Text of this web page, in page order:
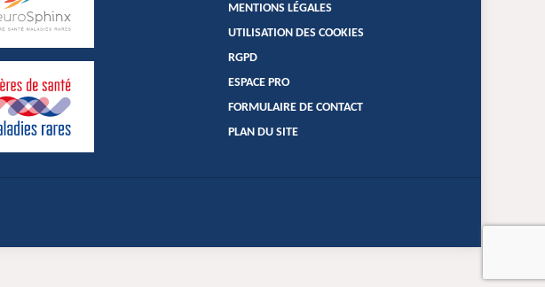
MENTIONS LÉGALES
UTILISATION DES COOKIES
RGPD
ESPACE PRO
FORMULAIRE DE CONTACT
PLAN DU SITE